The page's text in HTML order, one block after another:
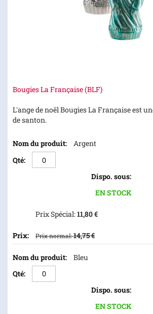
Bougies La Française (BLF)
L'ange de noël Bougies La Française est
de santon.
Articles
produit
groupé
Argent
EN STOCK
Prix Spécial 11,80 €
Prix normal 14,75 €
Bleu
EN STOCK
Skip
the
beginning
the
images
gallery